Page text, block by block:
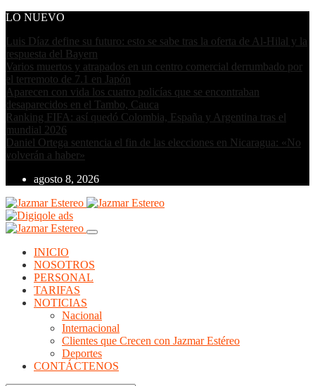
LO NUEVO
Luis Díaz define su futuro: esto se sabe tras la oferta de Al-Hilal y la
respuesta del Bayern
Varios muertos y atrapados en un centro comercial derrumbado por
el terremoto de 7.1 en Japón
Aparecen con vida los cuatro policías que se encontraban
desaparecidos en el Tambo, Cauca
Ranking FIFA: así quedó Colombia, España y Argentina tras el
mundial 2026
Daniel Ortega sentencia el fin de las elecciones en Nicaragua: «No
volverán a haber»
agosto 8, 2026
INICIO
NOSOTROS
PERSONAL
TARIFAS
NOTICIAS
Nacional
Internacional
Clientes que Crecen con Jazmar Estéreo
Deportes
CONTÁCTENOS